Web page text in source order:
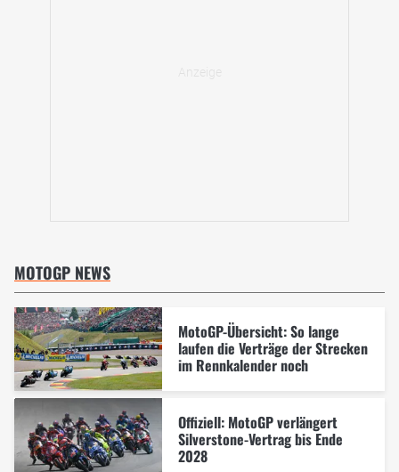
MOTOGP NEWS
MotoGP-Übersicht: So lange
laufen die Verträge der Strecken
im Rennkalender noch
Offiziell: MotoGP verlängert
Silverstone-Vertrag bis Ende
2028